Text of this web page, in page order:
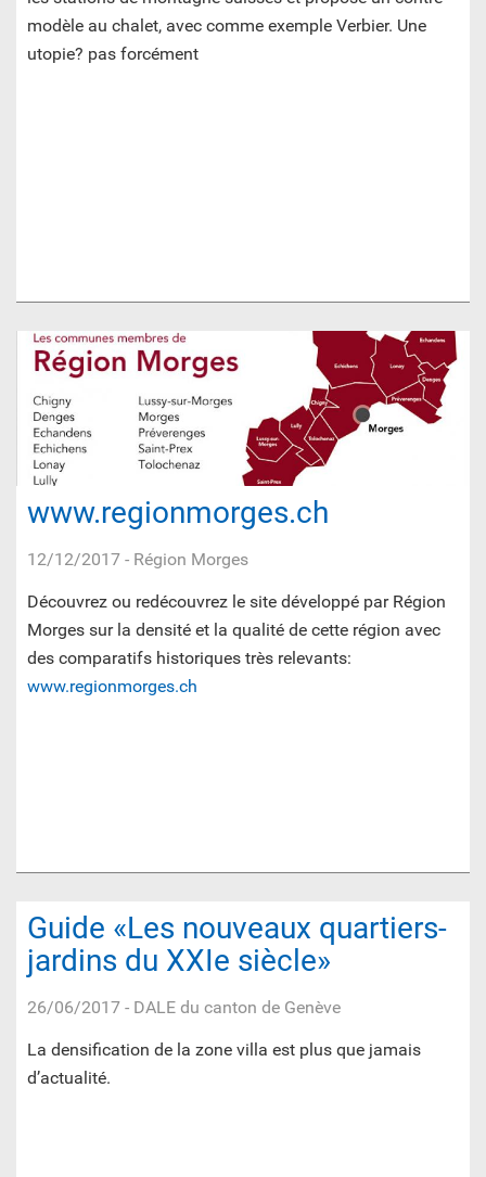
modèle au chalet, avec comme exemple Verbier. Une
utopie? pas forcément
www.regionmorges.ch
12/12/2017 - Région Morges
Découvrez ou redécouvrez le site développé par Région
Morges sur la densité et la qualité de cette région avec
des comparatifs historiques très relevants:
www.regionmorges.ch
Guide «Les nouveaux quartiers-
jardins du XXIe siècle»
26/06/2017 - DALE du canton de Genève
La densification de la zone villa est plus que jamais
d’actualité.